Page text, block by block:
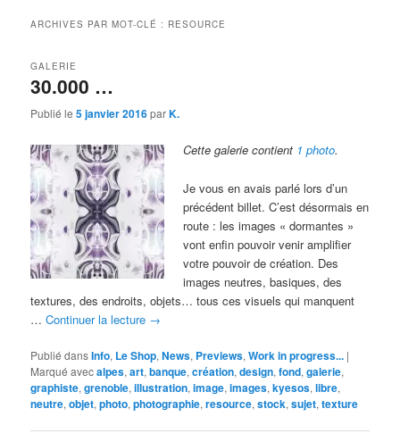
ARCHIVES PAR MOT-CLÉ : RESOURCE
30.000 …
GALERIE
Publié le5 janvier 2016parK.
Cette galerie contient 1 photo.
Je vous en avais parlé lors d’un
précédent billet. C’est désormais en
route : les images « dormantes »
vont enfin pouvoir venir amplifier
votre pouvoir de création. Des
images neutres, basiques, des
textures, des endroits, objets… tous ces visuels qui manquent
…Continuer la lecture →
Publié dansInfo, Le Shop,News, Previews,Work in progress... |
Marqué avecalpes,art,banque,création,design,fond,galerie,
graphiste,grenoble,illustration,image,images,kyesos,libre,
neutre,objet,photo,photographie,resource,stock,sujet,texture